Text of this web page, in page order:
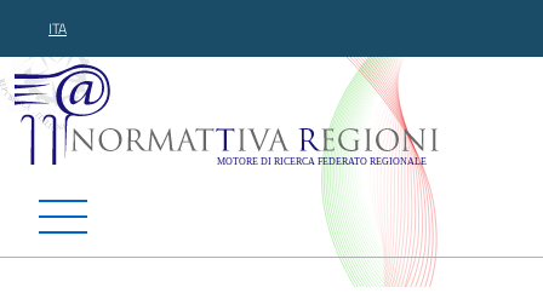
ITA
Normattiva Regioni -